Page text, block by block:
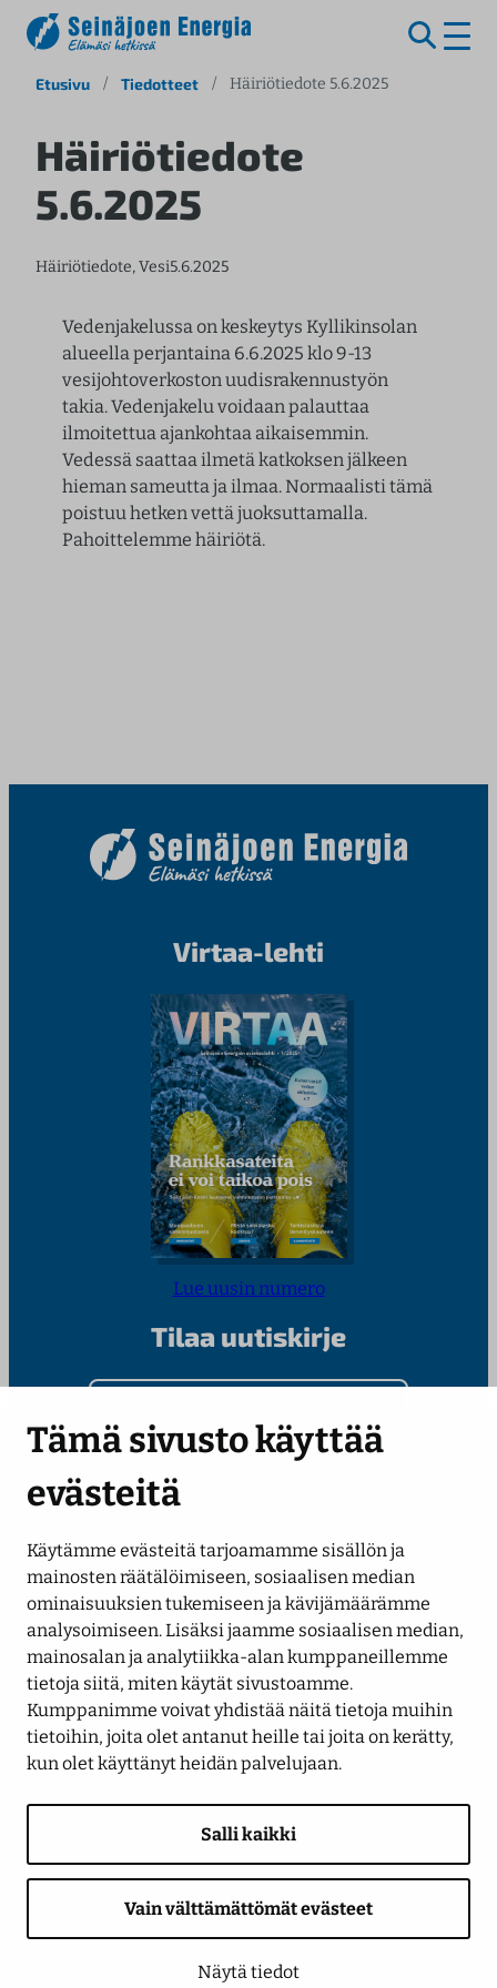
Tämä sivusto käyttää
evästeitä
Käytämme evästeitä tarjoamamme sisällön ja
mainosten räätälöimiseen, sosiaalisen median
ominaisuuksien tukemiseen ja kävijämäärämme
analysoimiseen. Lisäksi jaamme sosiaalisen median,
mainosalan ja analytiikka-alan kumppaneillemme
tietoja siitä, miten käytät sivustoamme.
Kumppanimme voivat yhdistää näitä tietoja muihin
tietoihin, joita olet antanut heille tai joita on kerätty,
kun olet käyttänyt heidän palvelujaan.
Salli kaikki
Vain välttämättömät evästeet
Näytä tiedot
Etusivu / Tiedotteet / Häiriötiedote 5.6.2025
Häiriötiedote
5.6.2025
Häiriötiedote, Vesi5.6.2025
Vedenjakelussa on keskeytys Kyllikinsolan
alueella perjantaina 6.6.2025 klo 9-13
vesijohtoverkoston uudisrakennustyön
takia. Vedenjakelu voidaan palauttaa
ilmoitettua ajankohtaa aikaisemmin.
Vedessä saattaa ilmetä katkoksen jälkeen
hieman sameutta ja ilmaa. Normaalisti tämä
poistuu hetken vettä juoksuttamalla.
Pahoittelemme häiriötä.
Virtaa-lehti
Lue uusin numero
Tilaa uutiskirje
Kirjoita sähköpostiosoitteesi
Seuraa meitä
LinkedIn Facebook InstagramYouTube
SaavutettavuusselosteTietosuojaseloste
Näytä evästeasetukseniAnna palautetta Ilmoituskanava